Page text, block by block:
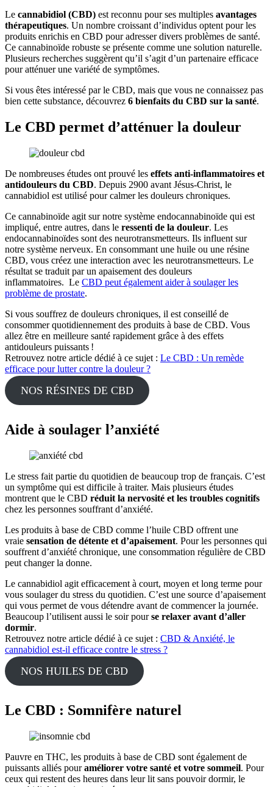
Le cannabidiol (CBD) est reconnu pour ses multiples avantages
thérapeutiques. Un nombre croissant d’individus optent pour les
produits enrichis en CBD pour adresser divers problèmes de santé.
Ce cannabinoïde robuste se présente comme une solution naturelle.
Plusieurs recherches suggèrent qu’il s’agit d’un partenaire efficace
pour atténuer une variété de symptômes.
Si vous êtes intéressé par le CBD, mais que vous ne connaissez pas
bien cette substance, découvrez 6 bienfaits du CBD sur la santé.
Le CBD permet d’atténuer la douleur
De nombreuses études ont prouvé les effets anti-inflammatoires et
antidouleurs du CBD. Depuis 2900 avant Jésus-Christ, le
cannabidiol est utilisé pour calmer les douleurs chroniques.
Ce cannabinoïde agit sur notre système endocannabinoïde qui est
impliqué, entre autres, dans le ressenti de la douleur. Les
endocannabinoïdes sont des neurotransmetteurs. Ils influent sur
notre système nerveux. En consommant une huile ou une résine
CBD, vous créez une interaction avec les neurotransmetteurs. Le
résultat se traduit par un apaisement des douleurs
inflammatoires. Le CBD peut également aider à soulager les
problème de prostate.
Si vous souffrez de douleurs chroniques, il est conseillé de
consommer quotidiennement des produits à base de CBD. Vous
allez être en meilleure santé rapidement grâce à des effets
antidouleurs puissants !
Retrouvez notre article dédié à ce sujet : Le CBD : Un remède
efficace pour lutter contre la douleur ?
NOS RÉSINES DE CBD
Aide à soulager l’anxiété
Le stress fait partie du quotidien de beaucoup trop de français. C’est
un symptôme qui est difficile à traiter. Mais plusieurs études
montrent que le CBD réduit la nervosité et les troubles cognitifs
chez les personnes souffrant d’anxiété.
Les produits à base de CBD comme l’huile CBD offrent une
vraie sensation de détente et d’apaisement. Pour les personnes qui
souffrent d’anxiété chronique, une consommation régulière de CBD
peut changer la donne.
Le cannabidiol agit efficacement à court, moyen et long terme pour
vous soulager du stress du quotidien. C’est une source d’apaisement
qui vous permet de vous détendre avant de commencer la journée.
Beaucoup l’utilisent aussi le soir pourse relaxer avant d’aller
dormir.
Retrouvez notre article dédié à ce sujet : CBD & Anxiété, le
cannabidiol est-il efficace contre le stress ?
NOS HUILES DE CBD
Le CBD : Somnifère naturel
Pauvre en THC, les produits à base de CBD sont également de
puissants alliés pouraméliorer votre santé et votre sommeil. Pour
ceux qui restent des heures dans leur lit sans pouvoir dormir, le